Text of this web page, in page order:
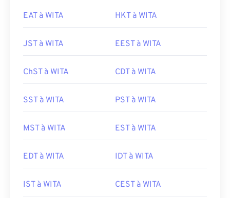
EAT à WITA HKT à WITA
JST à WITA EEST à WITA
ChST à WITA CDT à WITA
SST à WITA PST à WITA
MST à WITA EST à WITA
EDT à WITA IDT à WITA
IST à WITA CEST à WITA